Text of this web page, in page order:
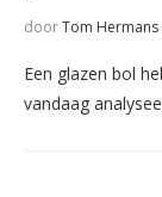
doorTom Hermans
Een glazen bol
vandaag